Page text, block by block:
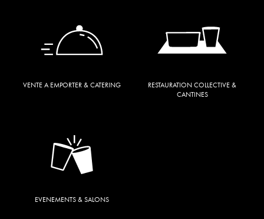
VENTE A EMPORTER & CATERING
RESTAURATION COLLECTIVE &
CANTINES
EVENEMENTS & SALONS